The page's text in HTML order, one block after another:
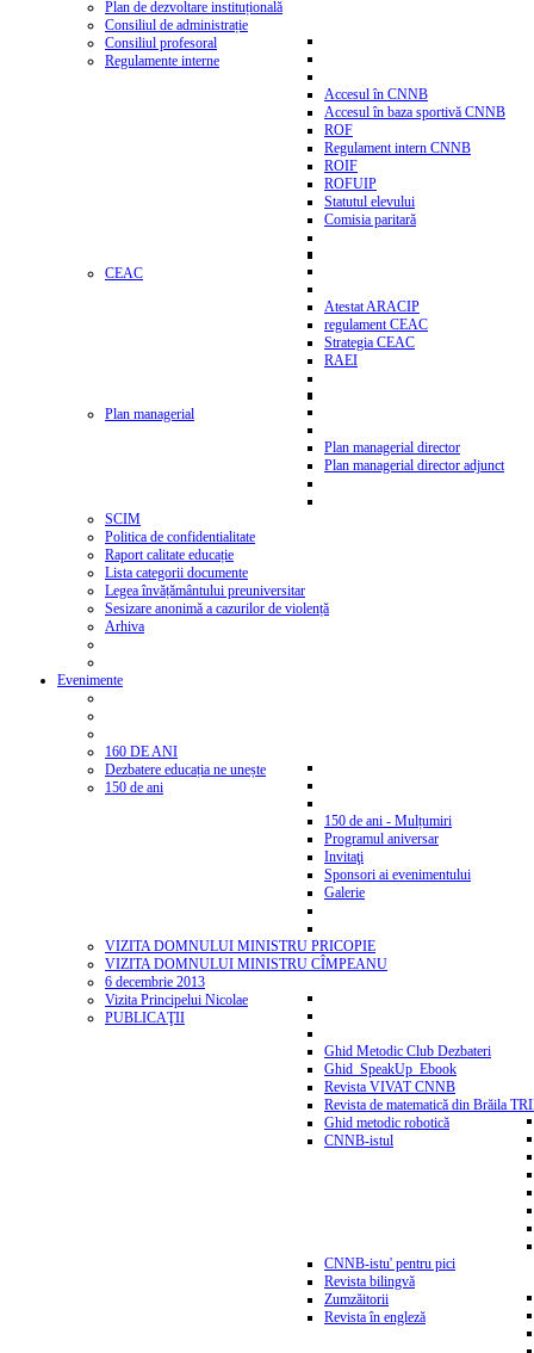
Plan de dezvoltare instituțională
Consiliul de administrație
Consiliul profesoral
Regulamente interne
Accesul în CNNB
Accesul în baza sportivă CNNB
ROF
Regulament intern CNNB
ROIF
ROFUIP
Statutul elevului
Comisia paritară
CEAC
Atestat ARACIP
regulament CEAC
Strategia CEAC
RAEI
Plan managerial
Plan managerial director
Plan managerial director adjunct
SCIM
Politica de confidentialitate
Raport calitate educație
Lista categorii documente
Legea învățământului preuniversitar
Sesizare anonimă a cazurilor de violență
Arhiva
Evenimente
160 DE ANI
Dezbatere educația ne unește
150 de ani
150 de ani - Mulțumiri
Programul aniversar
Invitaţi
Sponsori ai evenimentului
Galerie
VIZITA DOMNULUI MINISTRU PRICOPIE
VIZITA DOMNULUI MINISTRU CÎMPEANU
6 decembrie 2013
Vizita Principelui Nicolae
PUBLICAŢII
Ghid Metodic Club Dezbateri
Ghid_SpeakUp_Ebook
Revista VIVAT CNNB
Revista de matematică din Brăila
Ghid metodic robotică
CNNB-istul
CNNB-istu' pentru pici
Revista bilingvă
Zumzăitorii
Revista în engleză